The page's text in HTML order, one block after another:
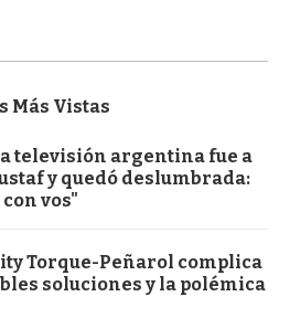
Más Vistas
televisión argentina fue a
y quedó deslumbrada:
vos"
Torque-Peñarol complica
soluciones y la polémica